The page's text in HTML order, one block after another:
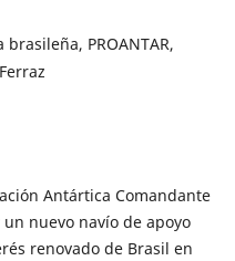
PROANTAR,
Antártica Comandante
nuevo navío de apoyo
renovado de Brasil en